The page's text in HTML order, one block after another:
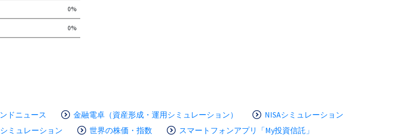
0%
0%
ドニュース 金融電卓（資産形成・運用シミュレーション）
NISAシミュレーション
ミュレーション 世界の株価・指数 スマートフォンアプリ「My投資信託」